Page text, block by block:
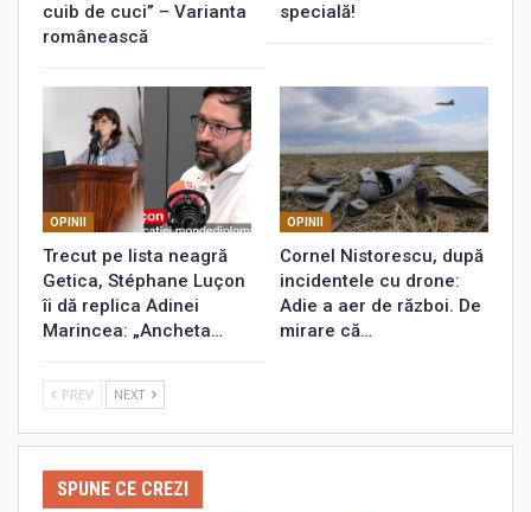
cuib de cuci” – Varianta
românească
specială!
OPINII
Trecut pe lista neagră
Getica, Stéphane Luçon
îi dă replica Adinei
Marincea: „Ancheta…
OPINII
Cornel Nistorescu, după
incidentele cu drone:
Adie a aer de război. De
mirare că…
PREV NEXT
SPUNE CE CREZI